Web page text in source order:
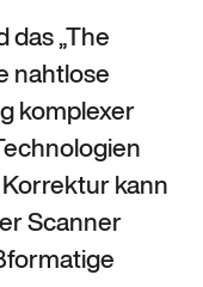
„The
nahtlose
komplexer
kann
Scanner